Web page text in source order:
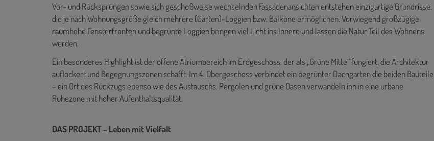
Vor- und Rücksprüngen sowie sich geschoßweise wechselnden Fassadenansichten entstehen einzigartige Grundrisse,
die je nach Wohnungsgröße gleich mehrere (Garten)-Loggien bzw. Balkone ermöglichen. Vorwiegend großzügige
raumhohe Fensterfronten und begrünte Loggien bringen viel Licht ins Innere und lassen die Natur Teil des Wohnens
werden.
Ein besonderes Highlight ist der offene Atriumbereich im Erdgeschoss, der als „Grüne Mitte“ fungiert, die Architektur
auflockert und Begegnungszonen schafft. Im 4. Obergeschoss verbindet ein begrünter Dachgarten die beiden Bauteile
– ein Ort des Rückzugs ebenso wie des Austauschs. Pergolen und grüne Oasen verwandeln ihn in eine urbane
Ruhezone mit hoher Aufenthaltsqualität.
DAS PROJEKT – Leben mit Vielfalt